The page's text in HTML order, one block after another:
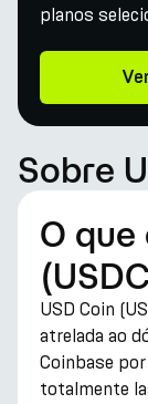
planos
Sobre
O que
USD Coin
atrelada ao
Coinbase
totalmente